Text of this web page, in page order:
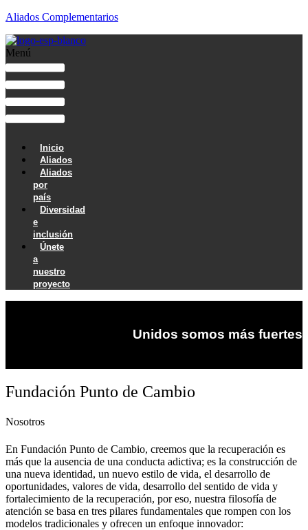
Aliados Complementarios
Menú
Inicio
Aliados
Aliados
por
país
Diversidad
e
inclusión
Únete
a
nuestro
proyecto
Unidos somos más fuertes
Fundación Punto de Cambio
Nosotros
En Fundación Punto de Cambio, creemos que la recuperación es
más que la ausencia de una conducta adictiva; es la construcción de
una nueva identidad, un nuevo estilo de vida, el desarrollo de
oportunidades, valores de vida, desarrollo del sentido de vida y
fortalecimiento de la recuperación, por eso, nuestra filosofía de
atención se basa en tres pilares fundamentales que rompen con los
modelos tradicionales y ofrecen un enfoque innovador: